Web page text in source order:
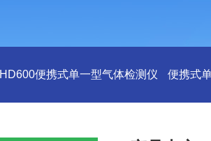
HD600便携式单一型气体检测仪 便携式